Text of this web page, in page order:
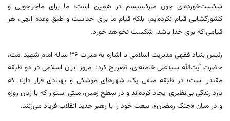
شکست‌خورده‌ای چون مارکسیسم در همین است؛ ما برای ماجراجویی و
کشورگشایی قیام نکرده‌ایم، بلکه قیام ما برای خداست و طبق وعده الهی، هر
قیامی که برای خدا باشد، شکست نخواهد خورد.
رئیس بنیاد فقهی مدیریت اسلامی با اشاره به میراث 36 ساله امام شهید امت،
حضرت آیت‌الله سیدعلی خامنه‌ای، تصریح کرد: امروز ایران اسلامی در دو طبقه
مقتدر است؛ در طبقه منفی یک، شهرهای موشکی و پهپادی قرار دارند که
بازدارندگی بی‌نظیری ایجاد کرده‌اند و در سطح زمین، ملتی استوار که با زبان روزه
و در میان «جنگ رمضان»، بیعت خود را با رهبر جدید انقلاب فریاد می‌زنند.